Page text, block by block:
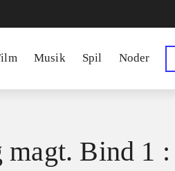
Musik Spil Noder
magt. Bind 1